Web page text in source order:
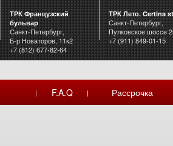
ТРК Французский
бульвар
Санкт-Петербург,
Б-р Новаторов, 11к2
+7 (812) 677-82-64
ТРК Лето. Certina
Санкт-Петербург,
Пулковское шоссе
+7 (911) 849-01-15
| F.A.Q | Рассрочка